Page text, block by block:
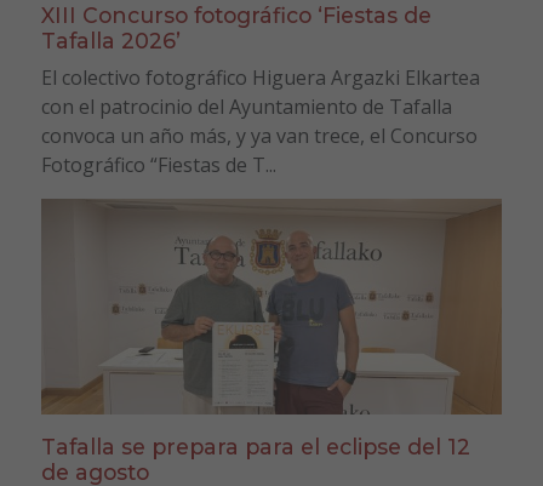
XIII Concurso fotográfico ‘Fiestas de
Tafalla 2026’
El colectivo fotográfico Higuera Argazki Elkartea
con el patrocinio del Ayuntamiento de Tafalla
convoca un año más, y ya van trece, el Concurso
Fotográfico “Fiestas de T...
Tafalla se prepara para el eclipse del 12
de agosto